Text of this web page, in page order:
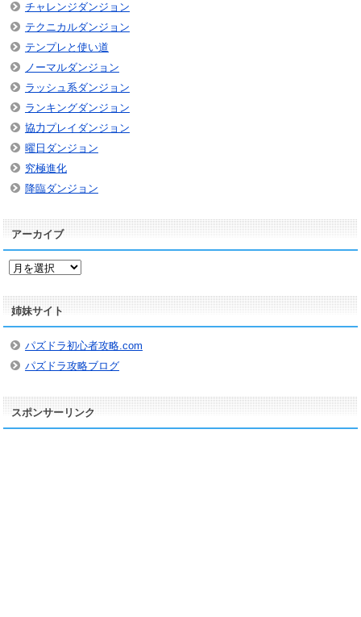
チャレンジダンジョン
テクニカルダンジョン
テンプレと使い道
ノーマルダンジョン
ラッシュ系ダンジョン
ランキングダンジョン
協力プレイダンジョン
曜日ダンジョン
究極進化
降臨ダンジョン
アーカイブ
ア
カ
イ
ブ
姉妹サイト
パズドラ初心者攻略.com
パズドラ攻略ブログ
スポンサーリンク